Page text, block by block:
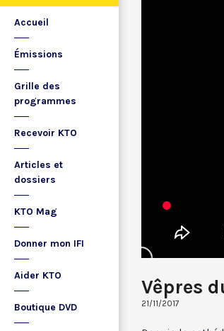
Accueil
Émissions
Grille des
programmes
Recevoir KTO
Articles et
dossiers
KTO Mag
Donner mon IFI
Aider KTO
Boutique DVD
Vêpres
21/11/2017